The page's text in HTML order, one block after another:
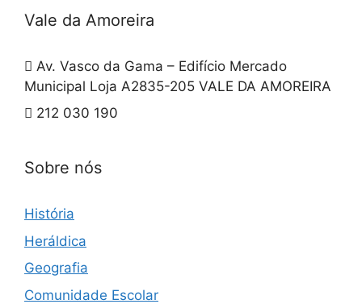
Vale da Amoreira
Av. Vasco da Gama – Edifício Mercado
Municipal Loja A2835-205 VALE DA AMOREIRA
212 030 190
Sobre nós
História
Heráldica
Geografia
Comunidade Escolar